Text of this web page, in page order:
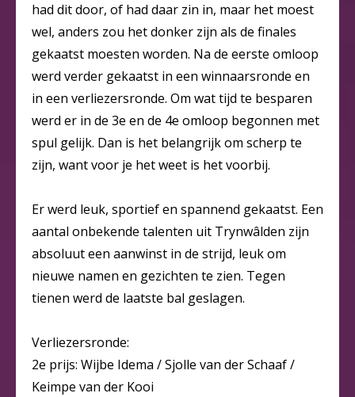
had dit door, of had daar zin in, maar het moest
wel, anders zou het donker zijn als de finales
gekaatst moesten worden. Na de eerste omloop
werd verder gekaatst in een winnaarsronde en
in een verliezersronde. Om wat tijd te besparen
werd er in de 3e en de 4e omloop begonnen met
spul gelijk. Dan is het belangrijk om scherp te
zijn, want voor je het weet is het voorbij.
Er werd leuk, sportief en spannend gekaatst. Een
aantal onbekende talenten uit Trynwâlden zijn
absoluut een aanwinst in de strijd, leuk om
nieuwe namen en gezichten te zien. Tegen
tienen werd de laatste bal geslagen.
Verliezersronde:
2e prijs: Wijbe Idema / Sjolle van der Schaaf /
Keimpe van der Kooi